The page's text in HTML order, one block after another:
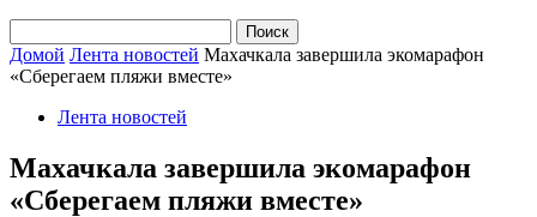
Домой Лента новостей Махачкала завершила экомарафон
«Сберегаем пляжи вместе»
Лента новостей
Махачкала завершила экомарафон
«Сберегаем пляжи вместе»